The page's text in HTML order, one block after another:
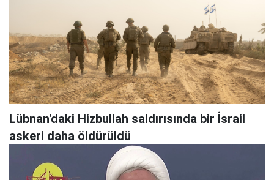
Lübnan'daki Hizbullah saldırısında bir İsrail
askeri daha öldürüldü